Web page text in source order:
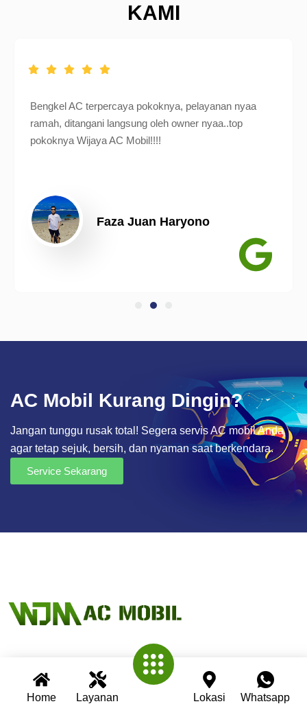
Home Layanan Lokasi Whatsapp
KAMI
Bengkel AC terpercaya pokoknya, pelayanan nyaa
ramah, ditangani langsung oleh owner nyaa..top
pokoknya Wijaya AC Mobil!!!!
Faza Juan Haryono
AC Mobil Kurang Dingin?
Jangan tunggu rusak total! Segera servis AC mobil Anda
agar tetap sejuk, bersih, dan nyaman saat berkendara.
Service Sekarang
Wijaya AC Mobil adalah bengkel spesialis AC mobil yang
telah berpengalaman lebih dari 30 tahun. Kami berkomitmen